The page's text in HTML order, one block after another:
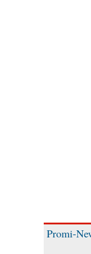
Promi-